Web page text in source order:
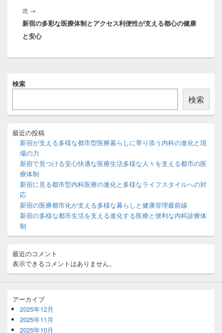
シ
ョ
ン
次 →
の
投
新宿の多彩な医療体制とアクセス利便性が支える都心の健康
と安心
イ
イ
バ
検索
検索
最近の投稿
新宿が支える多様な都市型医療暮らしに寄り添う内科の進化と現
場の力
新宿で見つける安心快適な医療生活多様な人々を支える都市の医
療体制
新宿に見る都市型内科医療の進化と多様なライフスタイルへの対
応
新宿の医療都市化が支える多様な暮らしと健康管理最前線
新宿の多様な都市生活を支える進化する医療と便利な内科診療体
制
最近のコメント
表示できるコメントはありません。
アーカイブ
2025年12月
2025年11月
2025年10月